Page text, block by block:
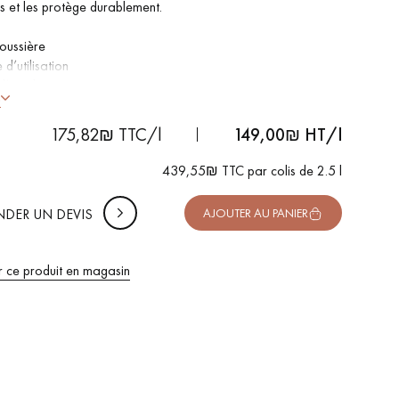
et les protège durablement.
d’utilisation
: 20 m²/L par couche
175,82₪ TTC/l 149,00₪ HT/l
439,55₪ TTC par colis de 2.5 l
UN DEVIS
DE VOTRE PROJET
10% de marge de sécurité (pour les chutes et les
AJOUTER AU PANIER
ce produit en magasin